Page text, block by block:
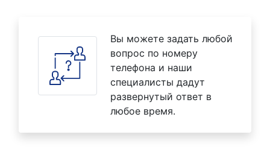
Вы можете задать любой
вопрос по номеру
телефона и наши
специалисты дадут
развернутый ответ в
любое время.